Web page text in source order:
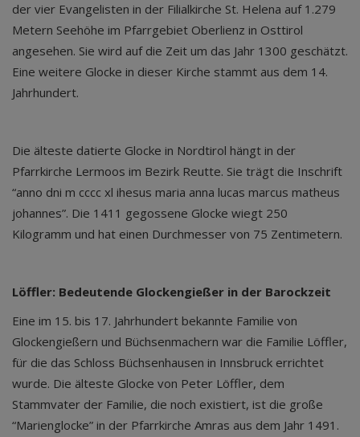
der vier Evangelisten in der Filialkirche St. Helena auf 1.279
Metern Seehöhe im Pfarrgebiet Oberlienz in Osttirol
angesehen. Sie wird auf die Zeit um das Jahr 1300 geschätzt.
Eine weitere Glocke in dieser Kirche stammt aus dem 14.
Jahrhundert.
Die älteste datierte Glocke in Nordtirol hängt in der
Pfarrkirche Lermoos im Bezirk Reutte. Sie trägt die Inschrift
“anno dni m cccc xl ihesus maria anna lucas marcus matheus
johannes”. Die 1411 gegossene Glocke wiegt 250
Kilogramm und hat einen Durchmesser von 75 Zentimetern.
Löffler: Bedeutende Glockengießer in der Barockzeit
Eine im 15. bis 17. Jahrhundert bekannte Familie von
Glockengießern und Büchsenmachern war die Familie Löffler,
für die das Schloss Büchsenhausen in Innsbruck errichtet
wurde. Die älteste Glocke von Peter Löffler, dem
Stammvater der Familie, die noch existiert, ist die große
“Marienglocke” in der Pfarrkirche Amras aus dem Jahr 1491.